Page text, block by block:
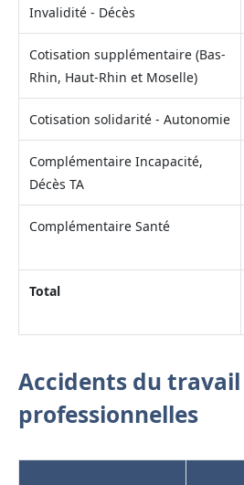
Invalidité - Décès
Cotisation supplémentaire (Bas-
Rhin, Haut-Rhin et Moselle)
Cotisation solidarité - Autonomie
Complémentaire Incapacité,
Décès TA
Complémentaire Santé
Total
Accidents du
professionnelles